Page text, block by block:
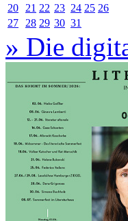
20
21 22 23 24 25 26
27
28 29 30 31
» Die